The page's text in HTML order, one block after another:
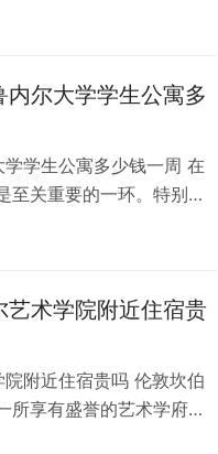
尔大学学生公寓多
学生公寓多少钱一周 在
至关重要的一环。特别是
术学院附近住宿贵
附近住宿贵吗 伦敦坎伯
所享有盛誉的艺术学府，